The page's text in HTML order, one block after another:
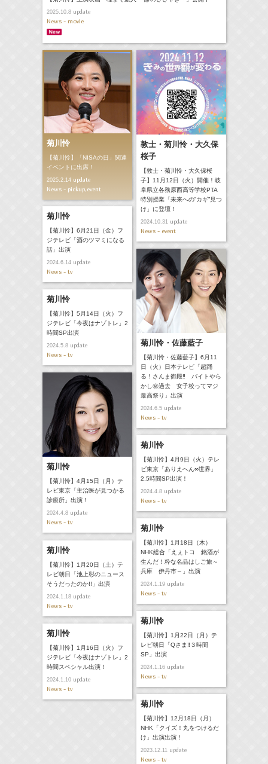
2025.10.8update
News - movie
菊川怜
【菊川怜】「NISAの日」関連
イベントに出席！
2025.2.14update
News - pickup,event
敦士・菊川怜・大久保
桜子
【敦士・菊川怜・大久保桜
子】11月12日（火）開催！岐
阜県立各務原西高等学校PTA
特別授業「未来への”カギ”見つ
け」に登壇！
2024.10.31update
News - event
菊川怜
【菊川怜】6月21日（金）フ
ジテレビ「酒のツマミになる
話」出演
2024.6.14update
News - tv
菊川怜・佐藤藍子
【菊川怜・佐藤藍子】6月11
日（火）日本テレビ「超踊
る！さんま御殿‼ バイトやら
かし㊙過去 女子校ってマジ
最高祭り」出演
2024.6.5update
News - tv
菊川怜
【菊川怜】5月14日（火）フ
ジテレビ「今夜はナゾトレ」2
時間SP出演
2024.5.8update
News - tv
菊川怜
【菊川怜】4月15日（月）テ
レビ東京「主治医が見つかる
診療所」出演！
2024.4.8update
News - tv
菊川怜
【菊川怜】4月9日（火）テレ
ビ東京「ありえへん∞世界」
2.5時間SP出演！
2024.4.8update
News - tv
菊川怜
【菊川怜】1月18日（木）
NHK総合「えぇトコ 銘酒が
生んだ！粋な名品はしご旅～
兵庫 伊丹市～」出演
2024.1.19update
News - tv
菊川怜
【菊川怜】1月20日（土）テ
レビ朝日「池上彰のニュース
そうだったのか!!」出演
2024.1.18update
News - tv
菊川怜
【菊川怜】1月22日（月）テ
レビ朝日「Qさま‼３時間
SP」出演
2024.1.16update
News - tv
菊川怜
【菊川怜】1月16日（火）フ
ジテレビ「今夜はナゾトレ」2
時間スペシャル出演！
2024.1.10update
News - tv
菊川怜
【菊川怜】12月18日（月）
NHK「クイズ！丸をつけるだ
け」出演出演！
2023.12.11update
News - tv